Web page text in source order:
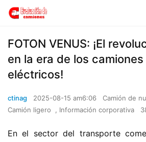
​​FOTON VENUS: ¡El
en la era de los
eléctricos!​​
ctinag 2025-08-15 am6:06 Camión de
Camión ligero
, Información corporativa
En el sector del transporte